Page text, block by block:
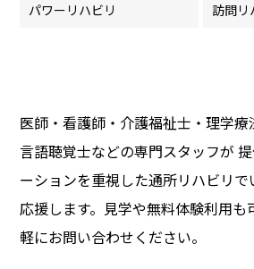
フロアマップ
パンフレットダウンロード
プライバシーポリシー
パワーリハビリ 訪問リ
医師・看護師・介護福祉士・理学療
言語聴覚士などの専門スタッフが
ーションを重視した通所リハビリ
応援します。見学や無料体験利用も
軽にお問い合わせください。